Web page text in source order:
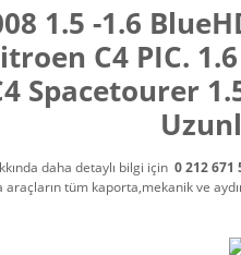
1.5 -1.6
C4 PIC.
Spacetourer
daha detaylı bilgi için 0 212 671
araçların tüm kaporta,mekanik ve